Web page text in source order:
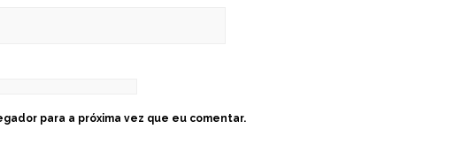
para a próxima vez que eu comentar.